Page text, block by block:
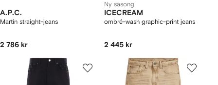
A.P.C.
Martin straight-jeans
2 786 kr
Ny säsong
ICECREAM
ombré-wash graphic-print jeans
2 445 kr